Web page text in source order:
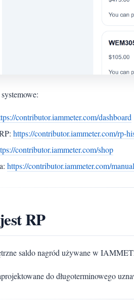
contributor.iammeter.com/dashboard
https://contributor.iammeter.com/rp-
contributor.iammeter.com/shop
https://contributor.iammeter.com/manual
RP
saldo nagród używane w
do długoterminowego